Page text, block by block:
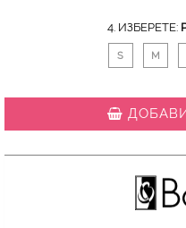
4. ИЗБЕРЕТЕ:
S M